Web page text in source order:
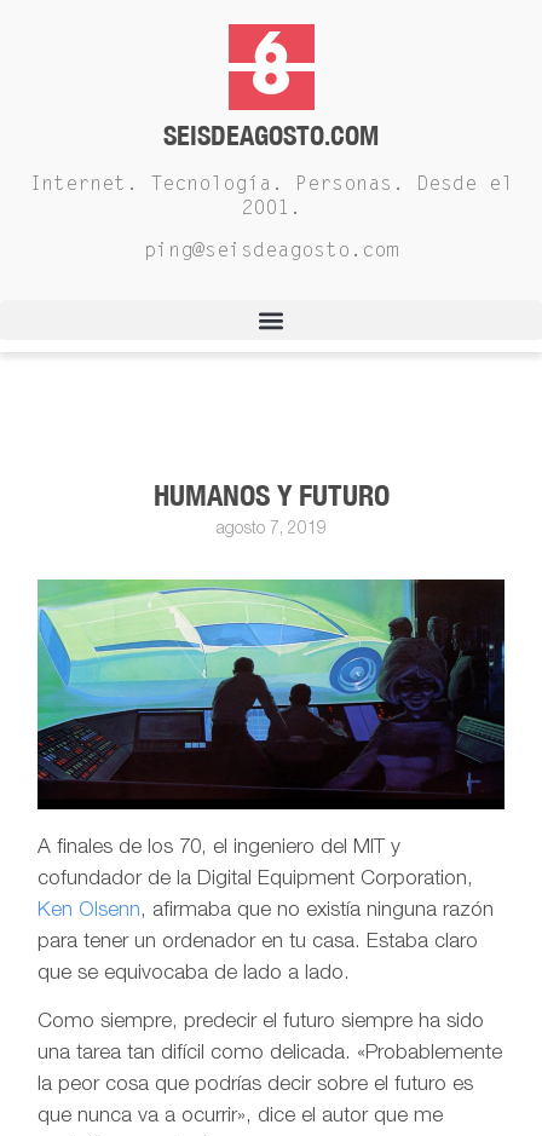
SEISDEAGOSTO.COM
Internet. Tecnología. Personas. Desde el
2001.
ping@seisdeagosto.com
HUMANOS Y FUTURO
agosto 7, 2019
A finales de los 70, el ingeniero del MIT y
cofundador de la Digital Equipment Corporation,
Ken Olsenn, afirmaba que no existía ninguna razón
para tener un ordenador en tu casa. Estaba claro
que se equivocaba de lado a lado.
Como siempre, predecir el futuro siempre ha sido
una tarea tan difícil como delicada. «Probablemente
la peor cosa que podrías decir sobre el futuro es
que nunca va a ocurrir», dice el autor que me